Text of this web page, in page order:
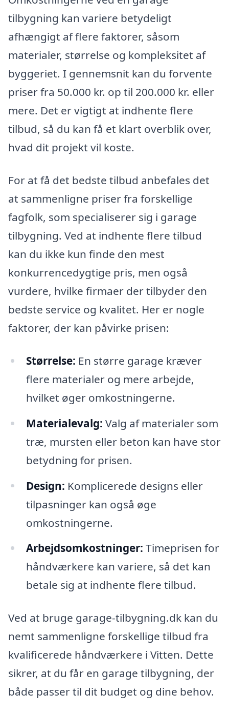
tilbygning kan variere betydeligt
afhængigt af flere faktorer, såsom
materialer, størrelse og kompleksitet af
byggeriet. I gennemsnit kan du forvente
priser fra 50.000 kr. op til 200.000 kr. eller
mere. Det er vigtigt at indhente flere
tilbud, så du kan få et klart overblik over,
hvad dit projekt vil koste.
For at få det bedste tilbud anbefales det
at sammenligne priser fra forskellige
fagfolk, som specialiserer sig i garage
tilbygning. Ved at indhente flere tilbud
kan du ikke kun finde den mest
konkurrencedygtige pris, men også
vurdere, hvilke firmaer der tilbyder den
bedste service og kvalitet. Her er nogle
faktorer, der kan påvirke prisen:
Størrelse: En større garage kræver
flere materialer og mere arbejde,
hvilket øger omkostningerne.
Materialevalg: Valg af materialer som
træ, mursten eller beton kan have stor
betydning for prisen.
Design: Komplicerede designs eller
tilpasninger kan også øge
omkostningerne.
Arbejdsomkostninger: Timeprisen for
håndværkere kan variere, så det kan
betale sig at indhente flere tilbud.
Ved at bruge garage-tilbygning.dk kan du
nemt sammenligne forskellige tilbud fra
kvalificerede håndværkere i Vitten. Dette
sikrer, at du får en garage tilbygning, der
både passer til dit budget og dine behov.